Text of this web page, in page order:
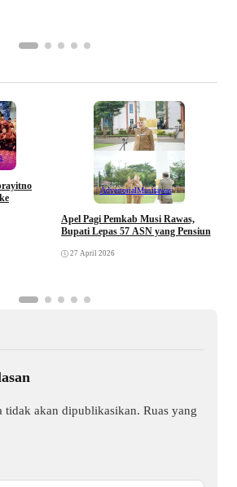
AdvertorialMusirawas
Apel Pagi Pemkab Musi Rawas,
Bupati Lepas 57 ASN yang Pensiun
27 April 2026
tidak akan dipublikasikan. Ruas yang